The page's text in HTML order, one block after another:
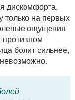
дискомфорта.
только на первых
ощущения
противном
болит сильнее,